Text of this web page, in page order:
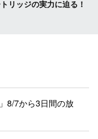
リッジの実力に迫る！
8/7から3日間の放